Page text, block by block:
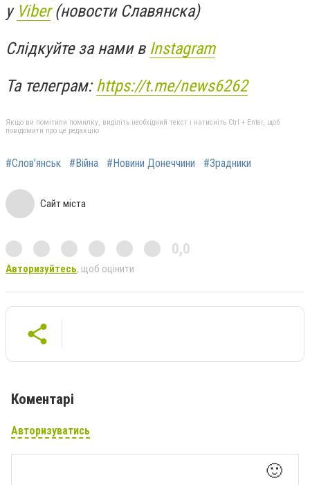
у Viber(новости Славянска)
Слідкуйте за нами в Instagram
Та телеграм: https://t.me/news6262
Якщо ви помітили помилку, виділіть необхідний текст і натисніть Ctrl + Enter, щоб
повідомити про це редакцію
#Слов'янськ #Війна #Новини Донеччини #Зрадники
Сайт міста
0,0
Авторизуйтесь, щоб оцінити
Коментарі
Авторизуватись
🙂